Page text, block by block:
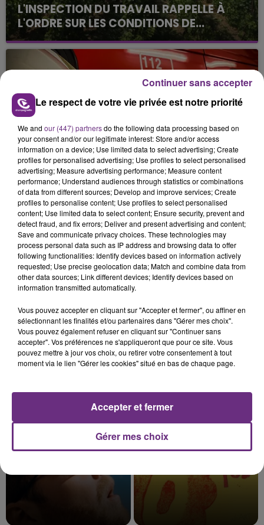
L'INSPECTION DU TRAVAIL RAPPELLE À
L'ORDRE SUR LES CONDITIONS DE...
Alors que les dates de début des vendange 2026
s'est avéré être plus précoce que prévu,
l'inspection du Travail en profite pour rappeler
UN FEU DE REMORQUE BLOQUE LA
CIRCULATION DANS LES ARDENNES
Un feu de remorque s'est déclaré ce mercredi en
fin de matinée sur l'A34.
TITRES DIFFUSÉS
18h08
18h08
Elizabeth Taylor
18h04
18h04
Bad Day
Le respect de votre vie privée est notre priorité
We and our (447) partnersdo the following data processing based on
your consent and/or our legitimate interest: Store and/or access
information on a device; Use limited data to select advertising; Create
profiles for personalised advertising; Use profiles to select personalised
advertising; Measure advertising performance; Measure content
performance; Understand audiences through statistics or combinations
of data from different sources; Develop and improve services; Create
profiles to personalise content; Use profiles to select personalised
content; Use limited data to select content; Ensure security, prevent and
detect fraud, and fix errors; Deliver and present advertising and content;
Save and communicate privacy choices. These technologies may
process personal data such as IP address and browsing data to offer
following functionalities: Identify devices based on information actively
requested; Use precise geolocation data; Match and combine data from
other data sources; Link different devices; Identify devices based on
information transmitted automatically.
Vous pouvez accepter en cliquant sur "Accepter et fermer", ou affiner en
sélectionnant les finalités et/ou partenaires dans "Gérer mes choix".
Vous pouvez également refuser en cliquant sur "Continuer sans
accepter". Vos préférences ne s'appliqueront que pour ce site. Vous
pouvez mettre à jour vos choix, ou retirer votre consentement à tout
moment via le lien "Gérer les cookies" situé en bas de chaque page.
Gérer mes choix
Accepter et fermer
Continuer sans accepter